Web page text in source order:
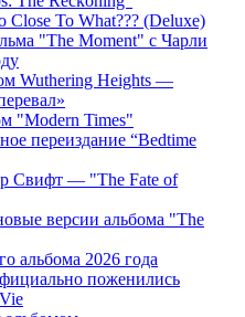
To What??? (Deluxe)
"The Moment" с Чарли
Wuthering Heights —
"Modern Times"
переиздание “Bedtime
Свифт — "The Fate of
версии альбома "The
альбома 2026 года
поженились